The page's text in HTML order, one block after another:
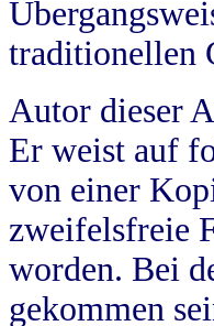
traditionellen
Autor dieser
Er weist auf
von einer
zweifelsfreie
worden. Bei
gekommen